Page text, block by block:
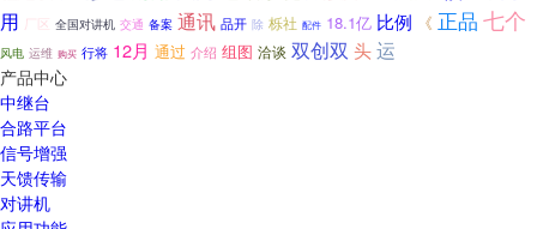
用 厂区 全国对讲机 交通 备案 通讯 品开 除 栎社 配件 18.1亿 比例 《 正品 七个
风电 运维 购买 行将 12月 通过 介绍 组图 洽谈 双创双 头运
产品中心
中继台
合路平台
信号增强
天馈传输
对讲机